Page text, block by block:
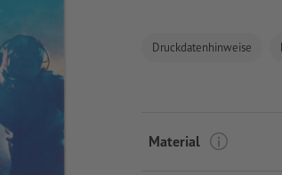
Druckdatenhinweise
Material